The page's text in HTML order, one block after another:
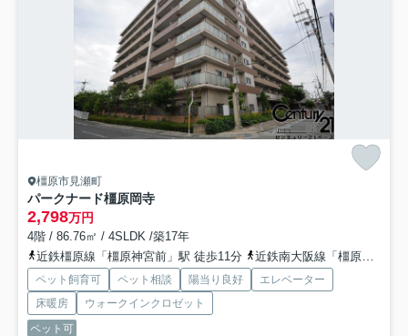
橿原市見瀬町
パークナード橿原岡寺
2,798万円
4階 / 86.76㎡ / 4SLDK /築17年
近鉄橿原線「橿原神宮前」駅 徒歩11分
近鉄南大阪線「橿原神宮前」駅 徒歩11分
ペット飼育可 ペット相談 陽当り良好
エレベーター
床暖房
ウォークインクロゼット
ペット可